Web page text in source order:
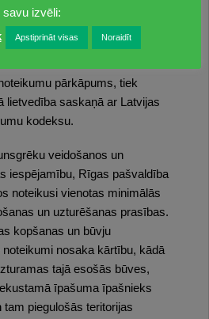
jāveic pasākumi, lai teritorijā
zāles degšana.
pārkāpums, tiek
lietvedība saskaņā ar Latvijas
kodeksu.
veidošanos un
iespējamību, Rīgas pašvaldība
noteikusi vienotas minimālās
un uzturēšanas prasības.
kopšanas un būvju
nosaka kārtību, kādā
tajā esošās būves,
īpašuma īpašnieks
piegulošās teritorijas
savu izvēli:
Apstiprināt visas Noraidīt